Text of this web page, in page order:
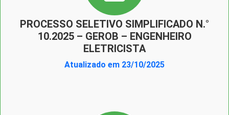
PROCESSO SELETIVO SIMPLIFICADO N.°
10.2025 – GEROB – ENGENHEIRO
ELETRICISTA
Atualizado em 23/10/2025